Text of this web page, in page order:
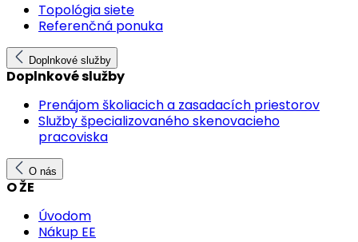
Topológia siete
Referenčná ponuka
Doplnkové služby
Doplnkové služby
Prenájom školiacich a zasadacích priestorov
Služby špecializovaného skenovacieho
pracoviska
O nás
O ŽE
Úvodom
Nákup EE